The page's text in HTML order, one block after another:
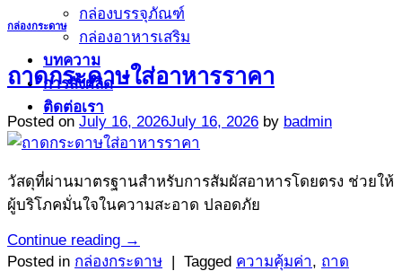
กล่องบรรจุภัณฑ์
กล่องอาหารเสริม
บทความ
การสั่งผลิด
ติดต่อเรา
กล่องกระดาษ
ถาดกระดาษใส่อาหารราคา
Posted on July 16, 2026July 16, 2026 by badmin
วัสดุที่ผ่านมาตรฐานสำหรับการสัมผัสอาหารโดยตรง ช่วยให้
ผู้บริโภคมั่นใจในความสะอาด ปลอดภัย
Continue reading →
Posted in กล่องกระดาษ | Tagged ความคุ้มค่า, ถาด